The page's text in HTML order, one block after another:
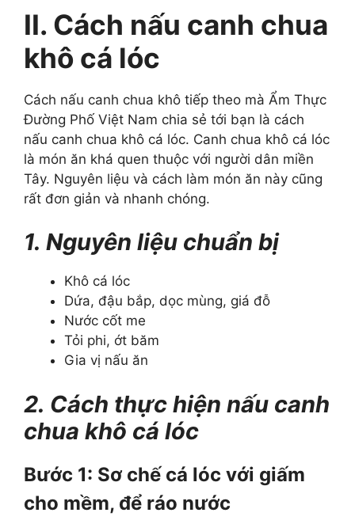
II. Cách nấu canh chua
khô cá lóc
Cách nấu canh chua khô tiếp theo mà Ẩm Thực
Đường Phố Việt Nam chia sẻ tới bạn là cách
nấu canh chua khô cá lóc. Canh chua khô cá lóc
là món ăn khá quen thuộc với người dân miền
Tây. Nguyên liệu và cách làm món ăn này cũng
rất đơn giản và nhanh chóng.
1. Nguyên liệu chuẩn bị
Khô cá lóc
Dứa, đậu bắp, dọc mùng, giá đỗ
Nước cốt me
Tỏi phi, ớt băm
Gia vị nấu ăn
2. Cách thực hiện nấu canh
chua khô cá lóc
Bước 1: Sơ chế cá lóc với giấm
cho mềm, để ráo nước